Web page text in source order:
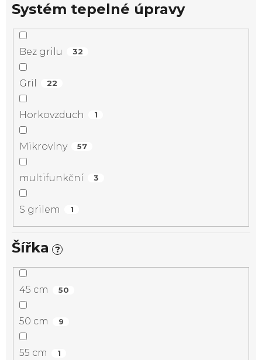
Systém tepelné úpravy
Bez grilu 32
Gril 22
Horkovzduch 1
Mikrovlny 57
multifunkční 3
S grilem 1
Šířka ?
45 cm 50
50 cm 9
55 cm 1